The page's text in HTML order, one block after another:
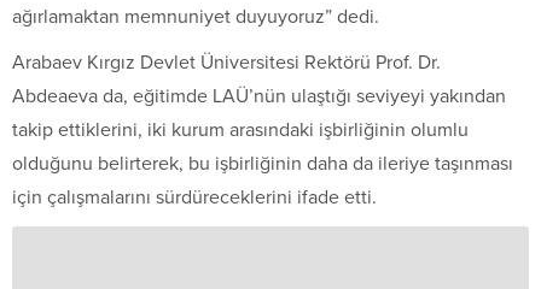
ağırlamaktan memnuniyet duyuyoruz” dedi.
Arabaev Kırgız Devlet Üniversitesi Rektörü Prof. Dr.
Abdeaeva da, eğitimde LAÜ’nün ulaştığı seviyeyi yakından
takip ettiklerini, iki kurum arasındaki işbirliğinin olumlu
olduğunu belirterek, bu işbirliğinin daha da ileriye taşınması
için çalışmalarını sürdüreceklerini ifade etti.